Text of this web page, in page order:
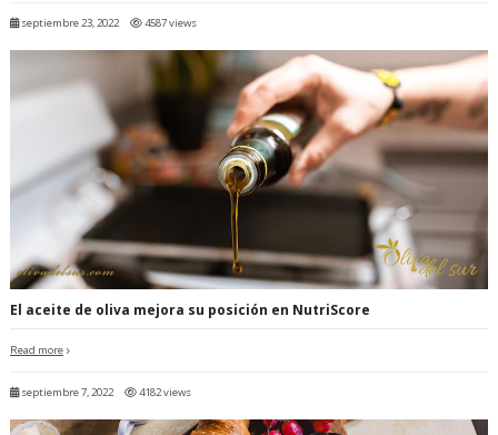
septiembre 23, 2022 4587 views
El aceite de oliva mejora su posición en NutriScore
Read more
septiembre 7, 2022 4182 views